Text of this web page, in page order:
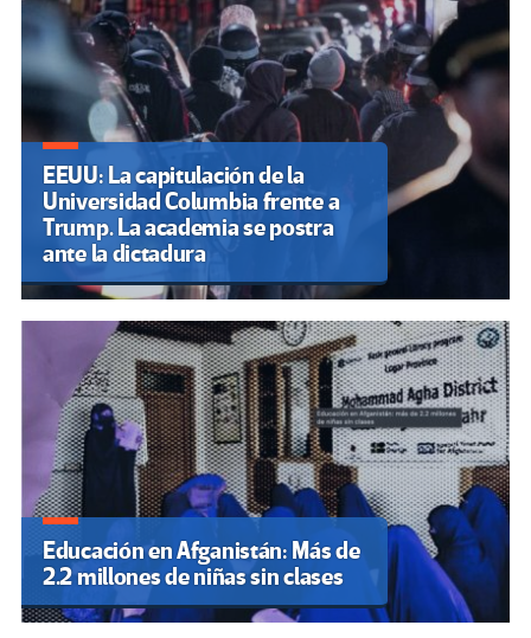
EEUU: La capitulación de la
Universidad Columbia frente a
Trump. La academia se postra
ante la dictadura
Educación en Afganistán: Más de
2.2 millones de niñas sin clases